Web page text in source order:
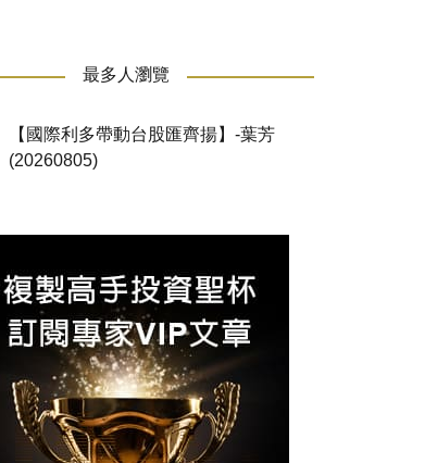
最多人瀏覽
【國際利多帶動台股匯齊揚】-葉芳
(20260805)